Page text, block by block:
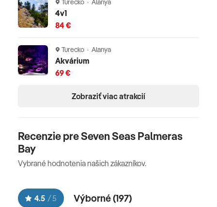
Turecko · Alanya
4v1
84 €
Turecko · Alanya
Akvárium
69 €
Zobraziť viac atrakcií
Recenzie pre Seven Seas Palmeras
Bay
Vybrané hodnotenia našich zákazníkov.
4.5 /5 Výborné (197)